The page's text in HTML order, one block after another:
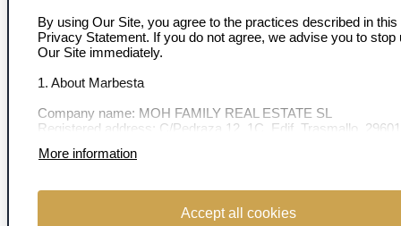
Over ons
Contact
Ons team
| All shown (object) locations are estimates
By using Our Site, you agree to the practices described in this
Privacy Statement. If you do not agree, we advise you to stop
Our Site immediately.
1. About Marbesta
Company name: MOH FAMILY REAL ESTATE SL
Registered address: C/Pedraza 12, 1C, Edif. Trasmallo, 29601
More information
Accept all cookies